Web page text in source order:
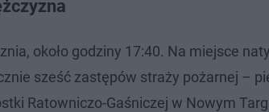
około godziny 17:40. Na miejsce
sześć zastępów straży pożarnej –
Ratowniczo-Gaśniczej w Nowym